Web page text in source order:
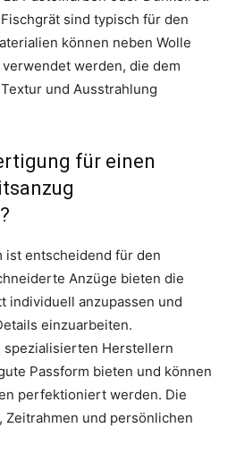
sind typisch für den
können neben Wolle
werden, die dem
und Ausstrahlung
für einen
ist entscheidend für den
Anzüge bieten die
individuell anzupassen und
einzuarbeiten.
spezialisierten Herstellern
Passform bieten und können
perfektioniert werden. Die
Zeitrahmen und persönlichen